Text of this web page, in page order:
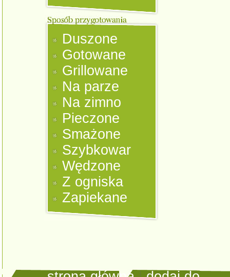
Duszone
Gotowane
Grillowane
Na parze
Na zimno
Pieczone
Smażone
Szybkowar
Wędzone
Z ogniska
Zapiekane